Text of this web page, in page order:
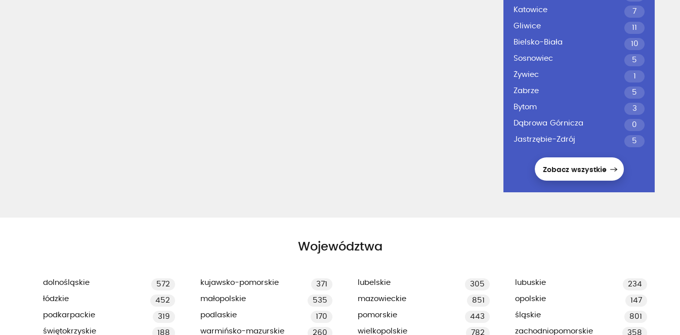
Katowice
7
Gliwice
11
Bielsko-Biała
10
Sosnowiec
5
Żywiec
1
Zabrze
5
Bytom
3
Dąbrowa Górnicza
0
Jastrzębie-Zdrój
5
Zobacz wszystkie
Województwa
dolnośląskie 572 kujawsko-pomorskie 371 lubelskie 305 lubuskie
234
łódzkie
452 małopolskie 535 mazowieckie 851 opolskie
147
podkarpackie
319 podlaskie 170 pomorskie 443 śląskie
801
świętokrzyskie
188 warmińsko-mazurskie 260 wielkopolskie 782 zachodniopomorskie 358